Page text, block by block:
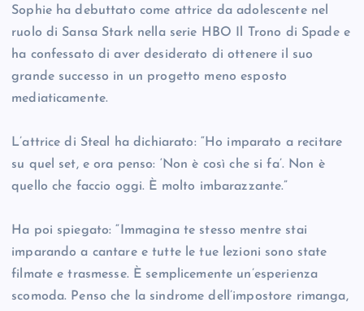
Sophie ha debuttato come attrice da adolescente nel
ruolo di Sansa Stark nella serie HBO Il Trono di Spade e
ha confessato di aver desiderato di ottenere il suo
grande successo in un progetto meno esposto
mediaticamente.
L’attrice di Steal ha dichiarato: “Ho imparato a recitare
su quel set, e ora penso: ‘Non è così che si fa’. Non è
quello che faccio oggi. È molto imbarazzante.”
Ha poi spiegato: “Immagina te stesso mentre stai
imparando a cantare e tutte le tue lezioni sono state
filmate e trasmesse. È semplicemente un’esperienza
scomoda. Penso che la sindrome dell’impostore rimanga,